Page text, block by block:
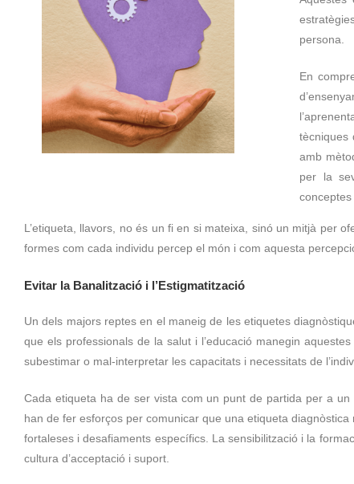
persona.
En
tècniques
amb
per la
L’etiqueta, llavors, no és un fi en si mateixa, sinó un mitjà per
formes com cada individu percep el món i com aquesta
Evitar la Banalització i l’Estigmatització
Un dels majors reptes en el maneig de les etiquetes
que els professionals de la salut i l’educació manegin
subestimar o mal-interpretar les capacitats i necessitats de
Cada etiqueta ha de ser vista com un punt de partida per a
han de fer esforços per comunicar que una etiqueta
fortaleses i desafiaments específics. La sensibilització i la
cultura d’acceptació i suport.